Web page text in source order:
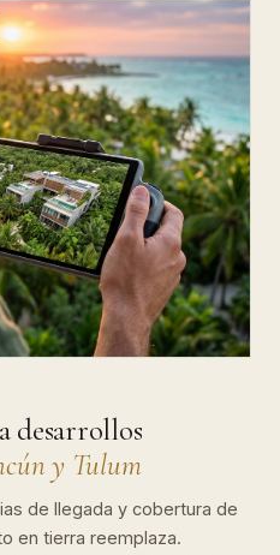
desarrollos
y Tulum
de llegada y cobertura de
en tierra reemplaza.